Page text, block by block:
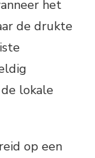
het
de drukte
lokale
op een